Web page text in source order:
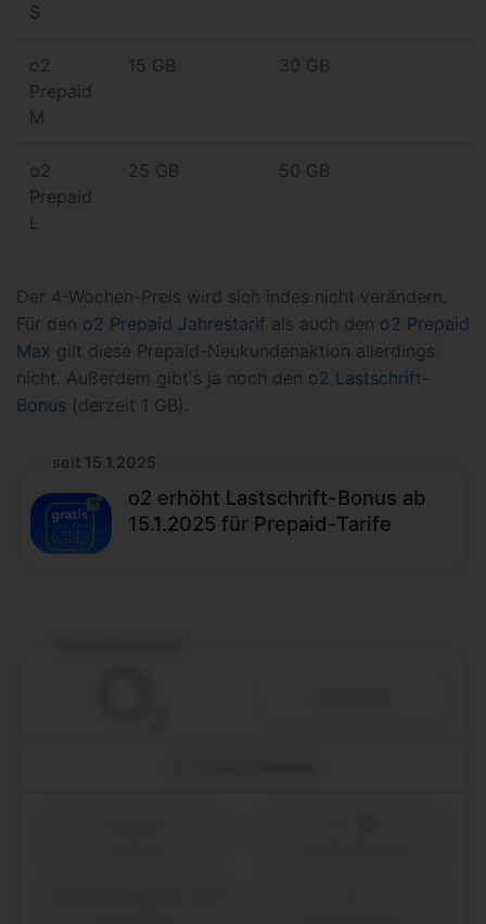
S
o2
Prepaid
M
15 GB 30 GB
o2
Prepaid
L
25 GB 50 GB
Der 4-Wochen-Preis wird sich indes nicht verändern.
Für den o2 Prepaid Jahrestarif als auch den o2 Prepaid
Max gilt diese Prepaid-Neukundenaktion allerdings
nicht. Außerdem gibt's ja noch den o2 Lastschrift-
Bonus (derzeit 1 GB).
seit 15.1.2025
o2 erhöht Lastschrift-Bonus ab
15.1.2025 für Prepaid-Tarife